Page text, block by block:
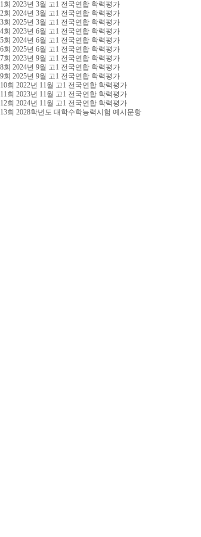
1회 2023년 3월 고1 전국연합 학력평가
2회 2024년 3월 고1 전국연합 학력평가
3회 2025년 3월 고1 전국연합 학력평가
4회 2023년 6월 고1 전국연합 학력평가
5회 2024년 6월 고1 전국연합 학력평가
6회 2025년 6월 고1 전국연합 학력평가
7회 2023년 9월 고1 전국연합 학력평가
8회 2024년 9월 고1 전국연합 학력평가
9회 2025년 9월 고1 전국연합 학력평가
10회 2022년 11월 고1 전국연합 학력평가
11회 2023년 11월 고1 전국연합 학력평가
12회 2024년 11월 고1 전국연합 학력평가
13회 2028학년도 대학수학능력시험 예시문항